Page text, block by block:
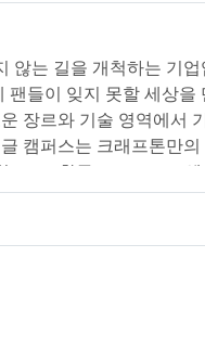
않는 길을 개척하는 기업
팬들이 잊지 못할 세상을
장르와 기술 영역에서
캠퍼스는 크래프톤만의
(CSR) 활동으로 소프트웨
개발, 게임 테크 등 다양
습니다.